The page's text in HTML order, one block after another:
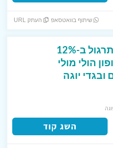
שיתוף בוואטסאפ העתק URL
שדרוג לתרגול ב-12%
הולי מולי
ובגדי יוגה
השג קוד